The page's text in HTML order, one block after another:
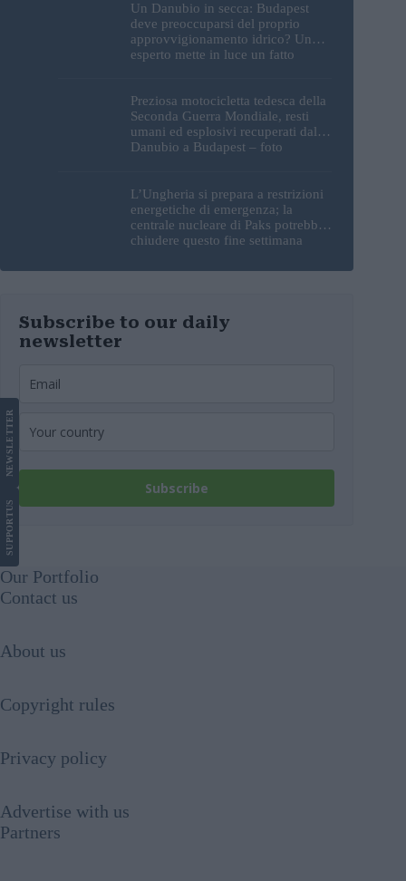
Un Danubio in secca: Budapest
deve preoccuparsi del proprio
approvvigionamento idrico? Un
esperto mette in luce un fatto
Preziosa motocicletta tedesca della
Seconda Guerra Mondiale, resti
umani ed esplosivi recuperati dal
Danubio a Budapest – foto
L’Ungheria si prepara a restrizioni
energetiche di emergenza; la
centrale nucleare di Paks potrebbe
chiudere questo fine settimana
Subscribe to our daily
newsletter
Subscribe
SUPPORT
US
NEWS
LETTER
Our Portfolio
Contact us
About us
Copyright rules
Privacy policy
Advertise with us
Partners